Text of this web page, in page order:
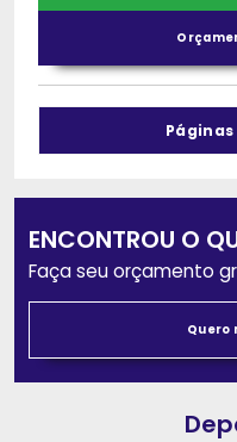
ENCONTROU O
Faça seu orçamento
Quero